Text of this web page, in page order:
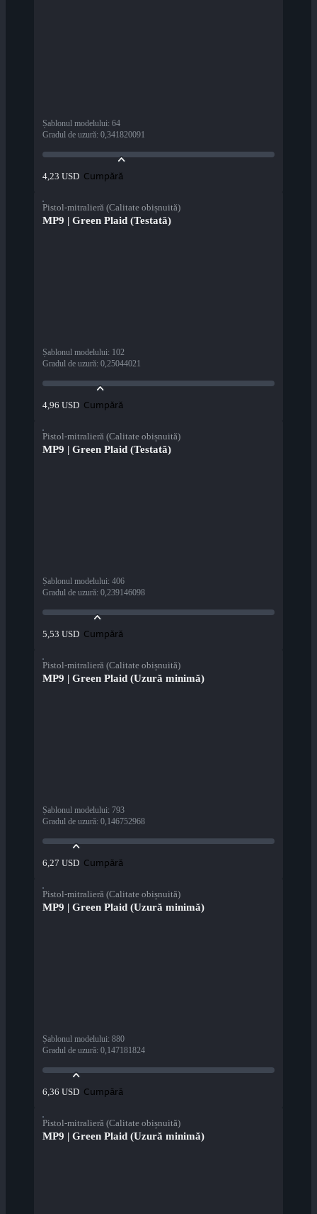
Șablonul modelului: 64
Gradul de uzură: 0,341820091
4,23 USD Cumpără
Pistol-mitralieră (Calitate obișnuită)
MP9 | Green Plaid (Testată)
Șablonul modelului: 102
Gradul de uzură: 0,25044021
4,96 USD Cumpără
Pistol-mitralieră (Calitate obișnuită)
MP9 | Green Plaid (Testată)
Șablonul modelului: 406
Gradul de uzură: 0,239146098
5,53 USD Cumpără
Pistol-mitralieră (Calitate obișnuită)
MP9 | Green Plaid (Uzură minimă)
Șablonul modelului: 793
Gradul de uzură: 0,146752968
6,27 USD Cumpără
Pistol-mitralieră (Calitate obișnuită)
MP9 | Green Plaid (Uzură minimă)
Șablonul modelului: 880
Gradul de uzură: 0,147181824
6,36 USD Cumpără
Pistol-mitralieră (Calitate obișnuită)
MP9 | Green Plaid (Uzură minimă)